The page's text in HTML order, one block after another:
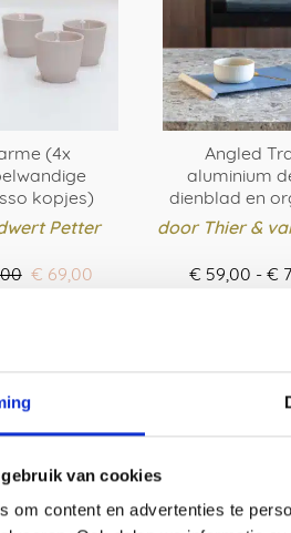
van cookies
om content en advertenties te
kan
gekozen
worden
op
(4x
kopjes)
Petter
Oorspronkelijke
€ 69,00Huidige
Angled
aluminium
dienblad en
door Thier &
€ 59,00 - €
kan